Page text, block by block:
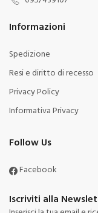
Informazioni
Spedizione
Resi e diritto di recesso
Privacy Policy
Informativa Privacy
Follow Us
Facebook
Iscriviti alla